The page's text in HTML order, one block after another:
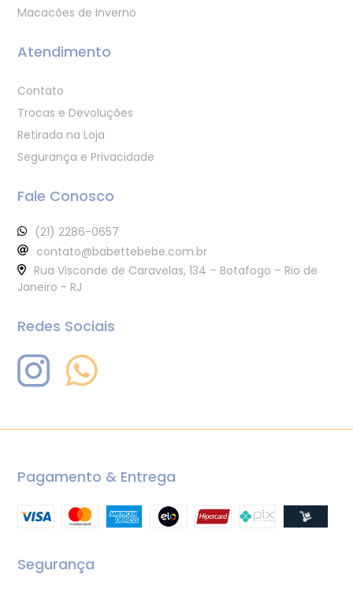
Macacões de Inverno
Atendimento
Contato
Trocas e Devoluções
Retirada na Loja
Segurança e Privacidade
Fale Conosco
(21) 2286-0657
contato@babettebebe.com.br
Rua Visconde de Caravelas, 134 – Botafogo – Rio de
Janeiro - RJ
Redes Sociais
Pagamento & Entrega
Segurança